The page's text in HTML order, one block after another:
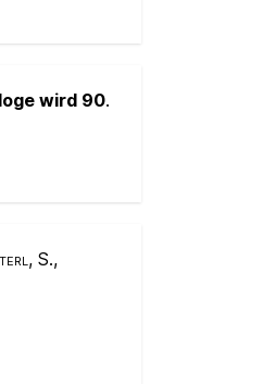
wird 90.
S.,